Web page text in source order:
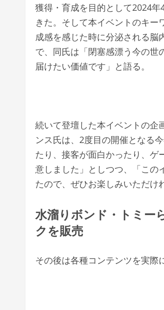
獲得・育成を目的として2024
きた。そして本イベントのキ
成感を感じた時に分泌される
で、同氏は「閉塞感漂う今の世
届けたい価値です」と語る。
続いて登壇した本イベントの企
ンス氏は、2度目の開催となる
たり、接客が面白かったり、ゲ
意しました」としつつ、「この
たので、ぜひお楽しみいただけ
水溜りボンド・トミー
クを販売
その後は各種コンテンツを実際